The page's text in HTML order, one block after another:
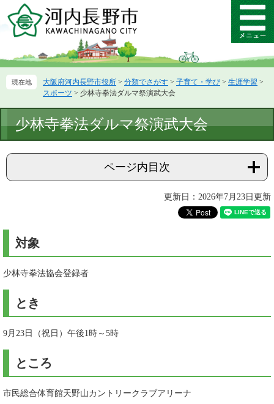
ー
先
ニ
を
て
メ
ニ
ー
大阪府河内長野市役所 > 分類でさがす > 子育て・学び > 生涯学習 >
スポーツ > 少林寺拳法ダルマ祭演武大会
文
少林寺拳法ダルマ祭演武大会
ページ内目次
更新日：2026年7月23日更新
対象
少林寺拳法協会登録者
とき
9月23日（祝日）午後1時～5時
ところ
市民総合体育館天野山カントリークラブアリーナ